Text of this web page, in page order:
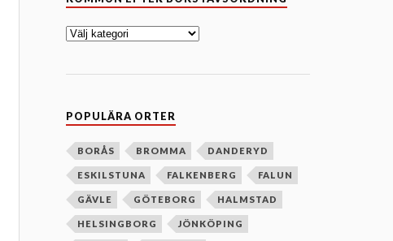
e
k
s
POPULÄRA ORTER
BORÅS BROMMA DANDERYD
ESKILSTUNA FALKENBERG FALUN
GÄVLE GÖTEBORG HALMSTAD
HELSINGBORG JÖNKÖPING